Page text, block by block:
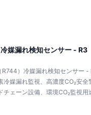
媒漏れ検知センサー - R3
R744）冷媒漏れ検知センサー -
冷媒漏れ監視、高濃度CO₂安
チェーン設備、環境CO₂監視用